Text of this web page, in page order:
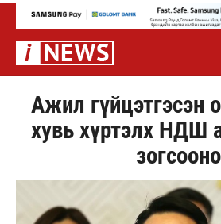
Ажил гүйцэтгэсэн
хувь хүртэлх НДШ
зогсооно